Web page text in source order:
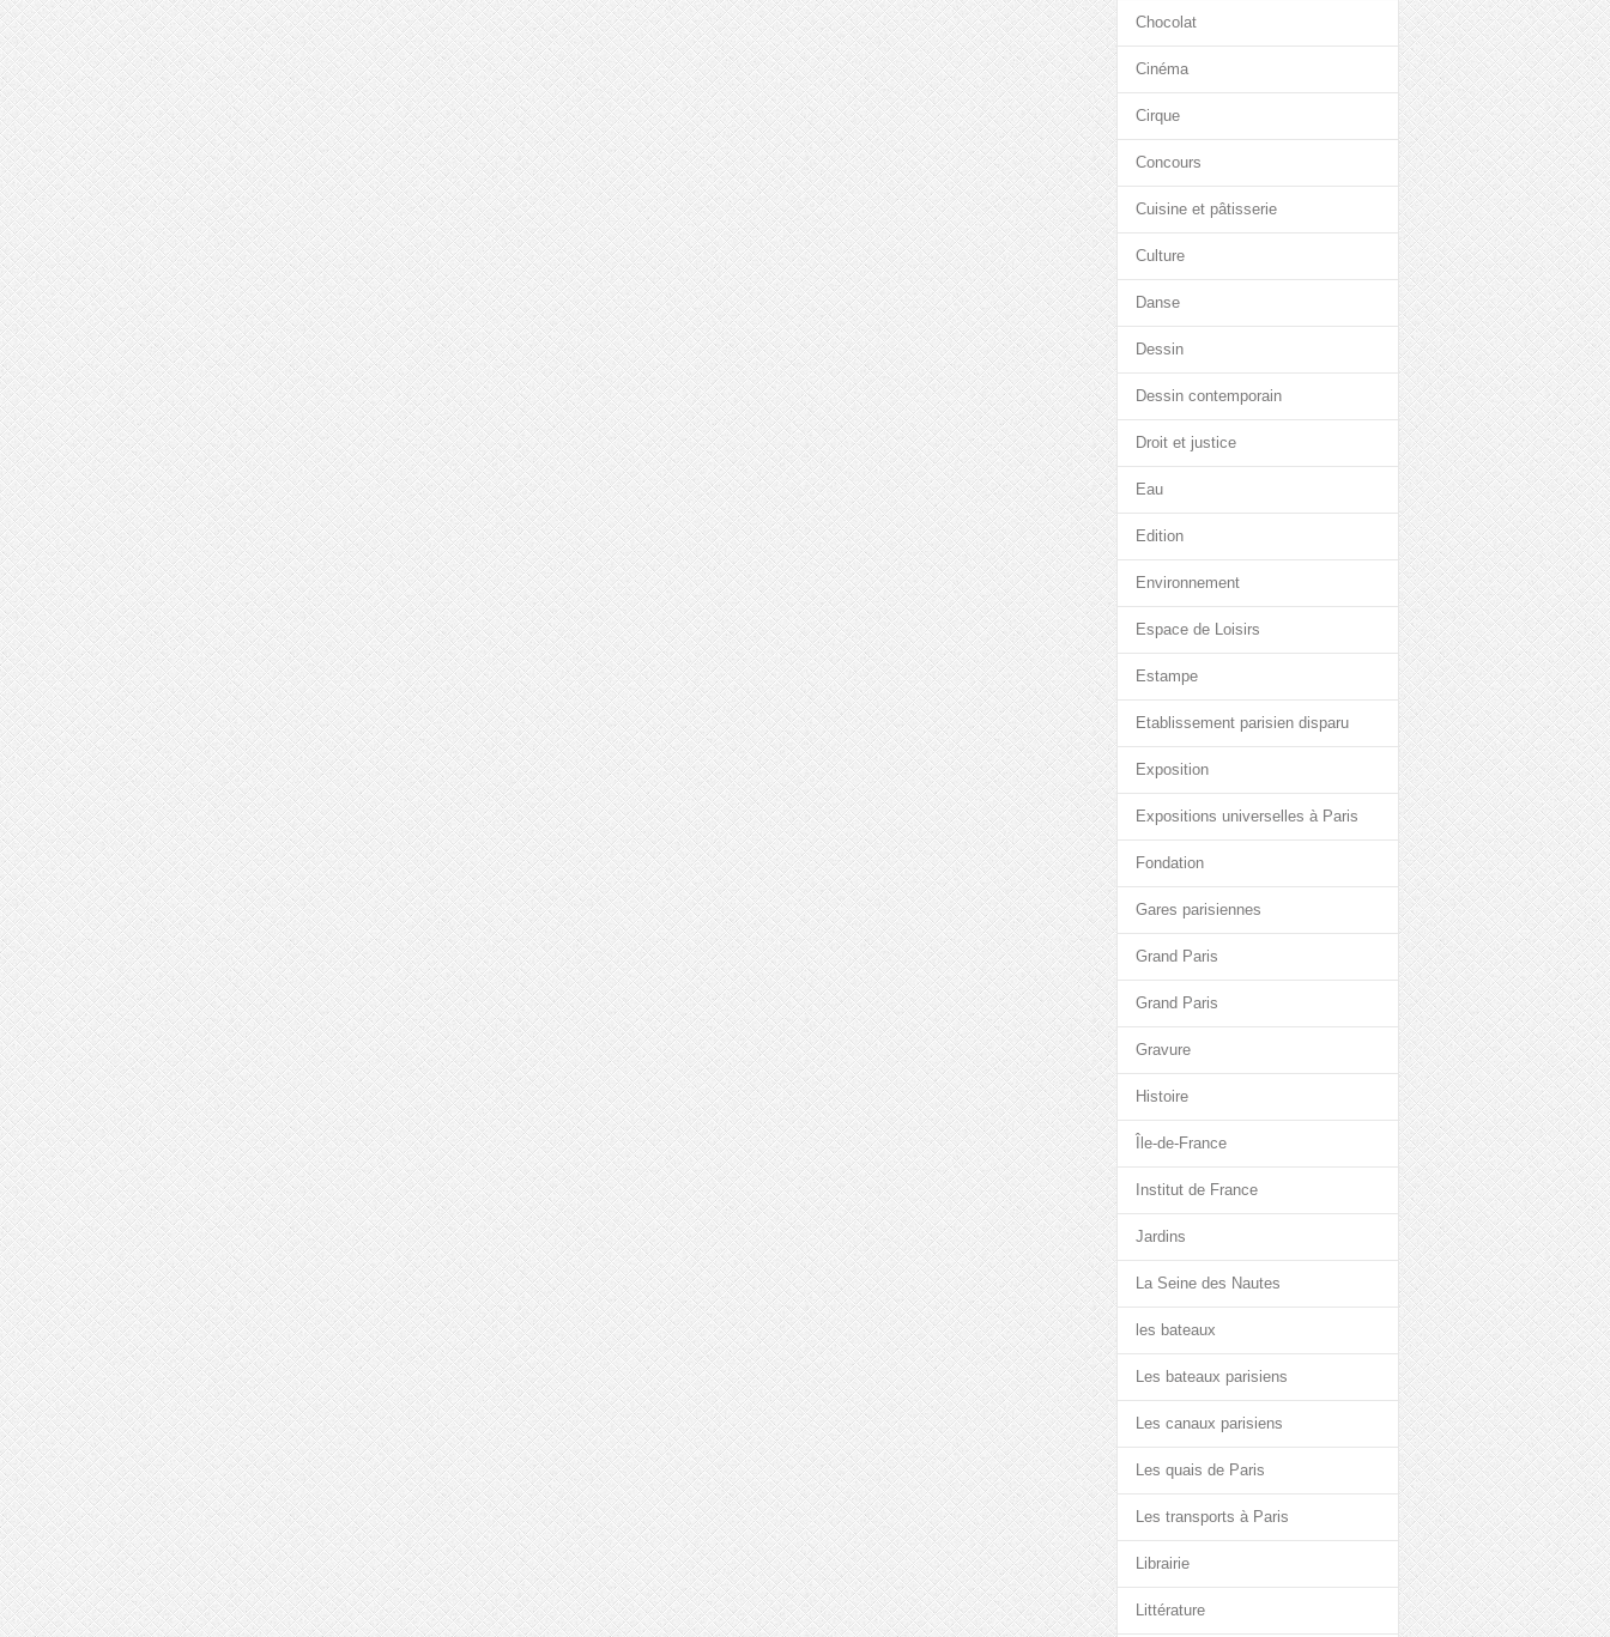
Chocolat
Cinéma
Cirque
Concours
Cuisine et pâtisserie
Culture
Danse
Dessin
Dessin contemporain
Droit et justice
Eau
Edition
Environnement
Espace de Loisirs
Estampe
Etablissement parisien disparu
Exposition
Expositions universelles à Paris
Fondation
Gares parisiennes
Grand Paris
Grand Paris
Gravure
Histoire
Île-de-France
Institut de France
Jardins
La Seine des Nautes
les bateaux
Les bateaux parisiens
Les canaux parisiens
Les quais de Paris
Les transports à Paris
Librairie
Littérature